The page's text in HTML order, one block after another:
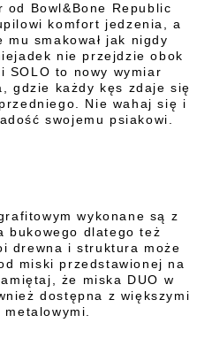
od Bowl&Bone Republic
komfort jedzenia, a
mu smakował jak nigdy
nie przejdzie obok
SOLO to nowy wymiar
gdzie każdy kęs zdaje się
Nie wahaj się i
swojemu psiakowi.
wykonane są z
bukowego dlatego też
drewna i struktura może
miski przedstawionej na
że miska DUO w
dostępna z większymi
metalowymi.